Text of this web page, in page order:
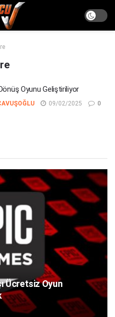
Oyunu Geliştiriliyor
09/02/2025 0
Ücretsiz Oyun